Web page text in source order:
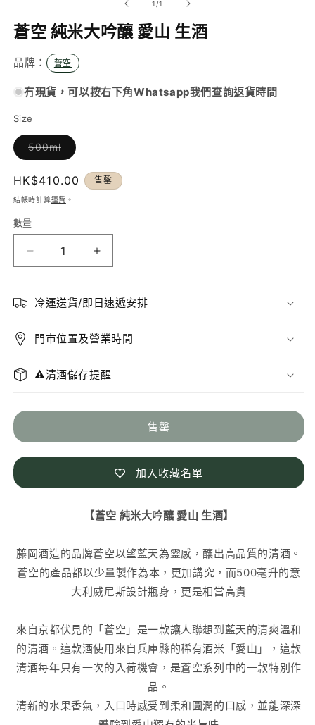
視
窗
開
多
體
案
1
1 //1
蒼空 純米大吟釀 愛山 生酒
品牌： 蒼空
冇現貨，可以按右下角Whatsapp我們查詢返貨時間
Size
500ml
已
售
罄
或
供
定
價
HK$410.00 售罄
結帳時計算運費 。
數量
純
大
釀
酒
純
大
釀
酒
加
冷運送貨/即日速遞安排
門市位置及營業時間
⚠️清酒儲存提醒
售罄
加入收藏名單
【蒼空 純米大吟釀 愛山 生酒】
藤岡酒造的品牌蒼空以望藍天為靈感，釀出高品質的清酒。
蒼空的產品都以少量製作為本，更加講究，而500毫升的意
大利威尼斯設計瓶身，更是相當高貴
來自京都伏見的「蒼空」是一款讓人聯想到藍天的清爽溫和
的清酒。這款酒使用來自兵庫縣的稀有酒米「愛山」，這款
清酒每年只有一次的入荷機會，是蒼空系列中的一款特別作
品。
清新的水果香氣，入口時感受到柔和圓潤的口感，並能深深